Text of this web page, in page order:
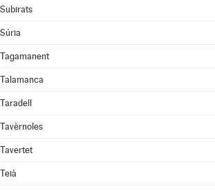
Subirats
Súria
Tagamanent
Talamanca
Taradell
Tavèrnoles
Tavertet
Teià